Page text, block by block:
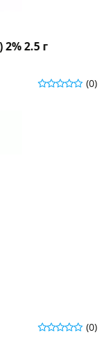
2.5 г
(0)
(0)